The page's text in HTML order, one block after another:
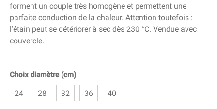
forment un couple très homogène et permettent une
parfaite conduction de la chaleur. Attention toutefois :
l’étain peut se détériorer à sec dès 230 °C. Vendue avec
couvercle.
Choix diamètre (cm)
24 28 32 36 40